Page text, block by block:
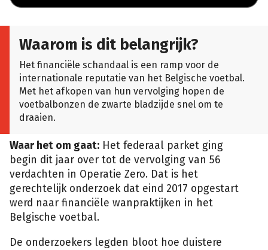
Waarom is dit belangrijk?
Het financiële schandaal is een ramp voor de
internationale reputatie van het Belgische voetbal.
Met het afkopen van hun vervolging hopen de
voetbalbonzen de zwarte bladzijde snel om te
draaien.
Waar het om gaat: Het federaal parket ging
begin dit jaar over tot de vervolging van 56
verdachten in Operatie Zero. Dat is het
gerechtelijk onderzoek dat eind 2017 opgestart
werd naar financiële wanpraktijken in het
Belgische voetbal.
De onderzoekers legden bloot hoe duistere